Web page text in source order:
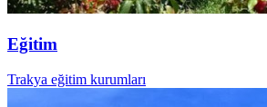
Eğitim
Trakya eğitim kurumları